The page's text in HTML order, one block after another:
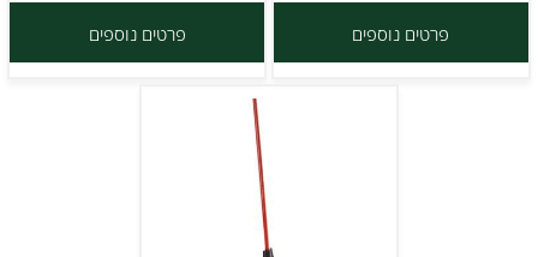
פרטים נוספים פרטים נוספים